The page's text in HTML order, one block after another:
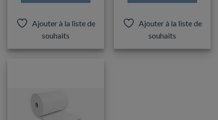
Ajouter à la liste de
souhaits
Ajouter à la liste de
souhaits